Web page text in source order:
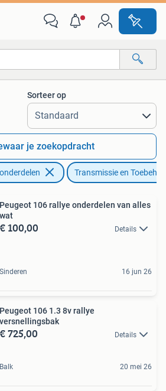
Alle afstanden…
Sorteer op
je zoekopdracht
Transmissie en
Peugeot 106 rallye onderdelen van alles
wat
€ 100,00 Details
Sinderen 16 jun 26
Peugeot 106 1.3 8v rallye
versnellingsbak
€ 725,00 Details
Balk 20 mei 26